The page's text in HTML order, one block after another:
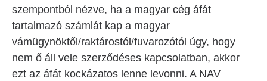
szempontból nézve, ha a magyar cég áfát
tartalmazó számlát kap a magyar
vámügynöktől/raktárostól/fuvarozótól úgy, hogy
nem ő áll vele szerződéses kapcsolatban, akkor
ezt az áfát kockázatos lenne levonni. A NAV